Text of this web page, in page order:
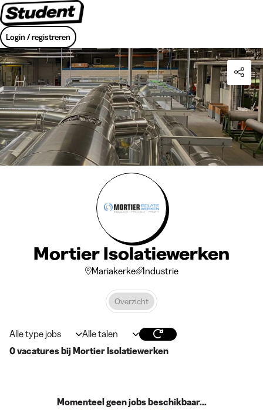
Login / registreren
Mortier Isolatiewerken
Mariakerke Industrie
Overzicht
Alle type jobs
Alle talen
0 vacatures bij Mortier Isolatiewerken
Momenteel geen jobs beschikbaar...